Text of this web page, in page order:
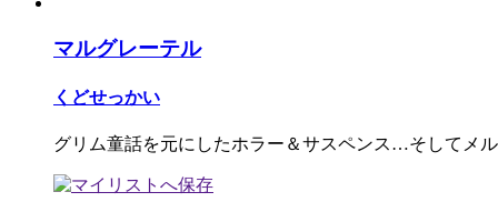
マルグレーテル
くどせっかい
グリム童話を元にしたホラー＆サスペンス…そしてメ